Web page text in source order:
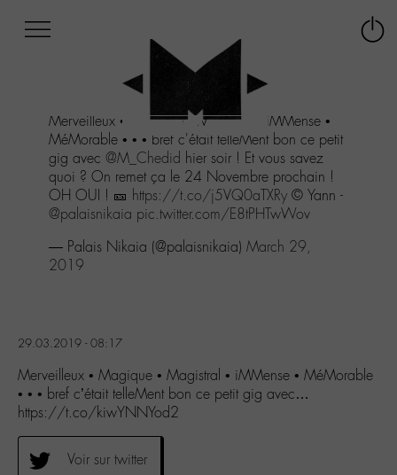
au
menu
Aller
au
contenu
Aller
recherche
Merveilleux • Magique • Magistral • iMMense •
MéMorable • • • bref c'était telleMent bon ce petit
gig avec @M_Chedid hier soir ! Et vous savez
quoi ? On remet ça le 24 Novembre prochain !
OH OUI ! 🎫 https://t.co/j5VQ0aTXRy © Yann -
@palaisnikaia pic.twitter.com/E8tPHTwWov
— Palais Nikaia (@palaisnikaia) March 29,
2019
29.03.2019 - 08:17
Merveilleux • Magique • Magistral • iMMense • MéMorable
• • • bref c’était telleMent bon ce petit gig avec…
https://t.co/kiwYNNYod2
Voir sur twitter